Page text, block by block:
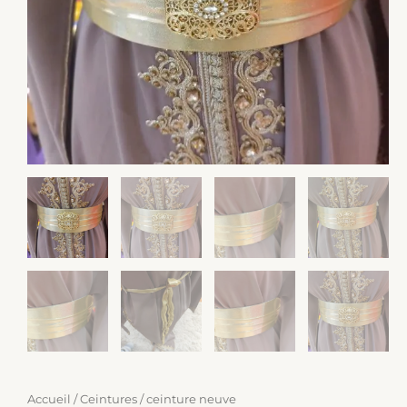
Accueil /Ceintures / ceinture neuve